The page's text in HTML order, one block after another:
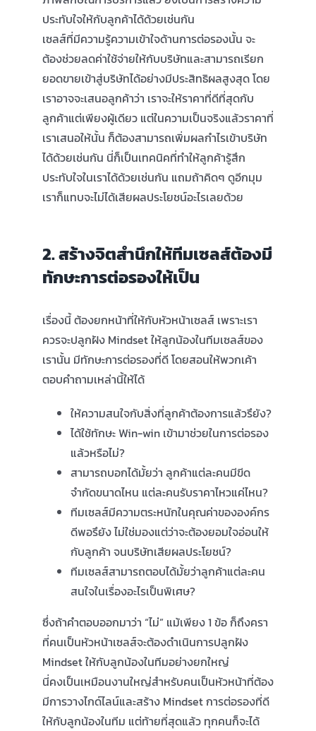
ประทับใจให้กับลูกค้าได้ด้วยเช่นกัน
เซลส์ที่มีความรู้ความเข้าใจด้านการต่อรองนั้น จะ
ต้องช่วยลดค่าใช้จ่ายให้กับบริษัทและสามารถเรียก
ยอดขายเข้าสู่บริษัทได้อย่างมีประสิทธิผลสูงสุด โดย
เราอาจจะเสนอลูกค้าว่า เราจะให้ราคาที่ดีที่สุดกับ
ลูกค้าแต่เพียงผู้เดียว แต่ในความเป็นจริงแล้วราคาที่
เราเสนอให้นั้น ก็ต้องสามารถเพิ่มผลกำไรเข้าบริษัท
ได้ด้วยเช่นกัน นี่ก็เป็นเทคนิคที่ทำให้ลูกค้ารู้สึก
ประทับใจในเราได้ด้วยเช่นกัน แถมถ้าคิดๆ ดูอีกมุม
เราก็แทบจะไม่ได้เสียผลประโยชน์อะไรเลยด้วย
2. สร้างจิตสำนึกให้ทีมเซลส์ต้องมี
ทักษะการต่อรองให้เป็น
เรื่องนี้ ต้องยกหน้าที่ให้กับหัวหน้าเซลส์ เพราะเรา
ควรจะปลูกฝัง Mindset ให้ลูกน้องในทีมเซลส์ของ
เรานั้น มีทักษะการต่อรองที่ดี โดยสอนให้พวกเค้า
ตอบคำถามเหล่านี้ให้ได้
ให้ความสนใจกับสิ่งที่ลูกค้าต้องการแล้วรึยัง?
ได้ใช้ทักษะ Win-win เข้ามาช่วยในการต่อรอง
แล้วหรือไม่?
สามารถบอกได้มั้ยว่า ลูกค้าแต่ละคนมีขีด
จำกัดขนาดไหน แต่ละคนรับราคาไหวแค่ไหน?
ทีมเซลส์มีความตระหนักในคุณค่าขององค์กร
ดีพอรึยัง ไม่ใช่มองแต่ว่าจะต้องยอมใจอ่อนให้
กับลูกค้า จนบริษัทเสียผลประโยชน์?
ทีมเซลส์สามารถตอบได้มั้ยว่าลูกค้าแต่ละคน
สนใจในเรื่องอะไรเป็นพิเศษ?
ซึ่งถ้าคำตอบออกมาว่า “ไม่” แม้เพียง 1 ข้อ ก็ถึงครา
ที่คนเป็นหัวหน้าเซลส์จะต้องดำเนินการปลูกฝัง
Mindset ให้กับลูกน้องในทีมอย่างยกใหญ่
นี่คงเป็นเหมือนงานใหญ่สำหรับคนเป็นหัวหน้าที่ต้อง
มีการวางไกด์ไลน์และสร้าง Mindset การต่อรองที่ดี
ให้กับลูกน้องในทีม แต่ท้ายที่สุดแล้ว ทุกคนก็จะได้